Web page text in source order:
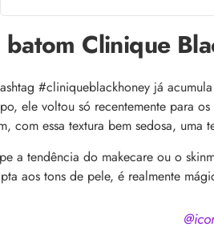
batom Clinique
#cliniqueblackhoney já
ele voltou só recentemente para
com essa textura bem sedosa,
a tendência do makecare ou o
aos tons de pele, é realmente
Alberto
pelo
lista com